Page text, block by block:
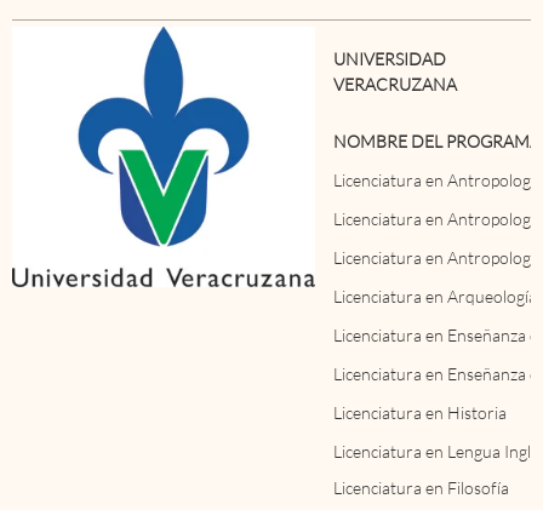
UNIVERSIDAD
VERACRUZANA
NOMBRE DEL PROGRAMA
Licenciatura en
Licenciatura en
Licenciatura en
Licenciatura en Arqueología
Licenciatura en Enseñanza
Licenciatura en Enseñanza
Licenciatura en Historia
Licenciatura en Lengua
Licenciatura en Filosofía